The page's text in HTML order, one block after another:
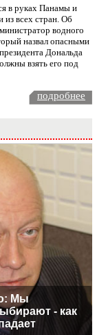
в руках Панамы и
из всех стран. Об
водного
назвал опасными
Дональда
взять его под
подробнее
Мы
- как